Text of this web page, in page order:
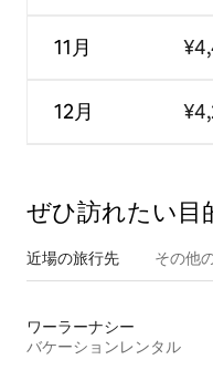
11月
12月
ぜひ訪⁠れ⁠た⁠い目⁠
近場の旅行先 その他
ワーラーナシー
バケーションレンタル